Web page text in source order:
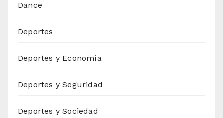
Dance
Deportes
Deportes y Economía
Deportes y Seguridad
Deportes y Sociedad